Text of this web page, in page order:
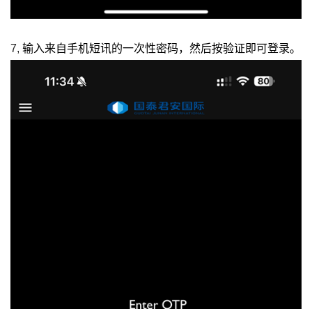
7, 输入来自手机短讯的一次性密码，然后按验证即可登录。